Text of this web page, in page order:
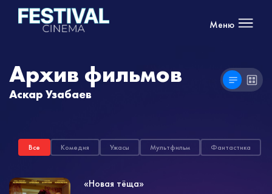
Меню
Архив фильмов
Аскар Узабаев
Все Комедия Ужасы Мультфильм Фантастика
«Новая тёща»